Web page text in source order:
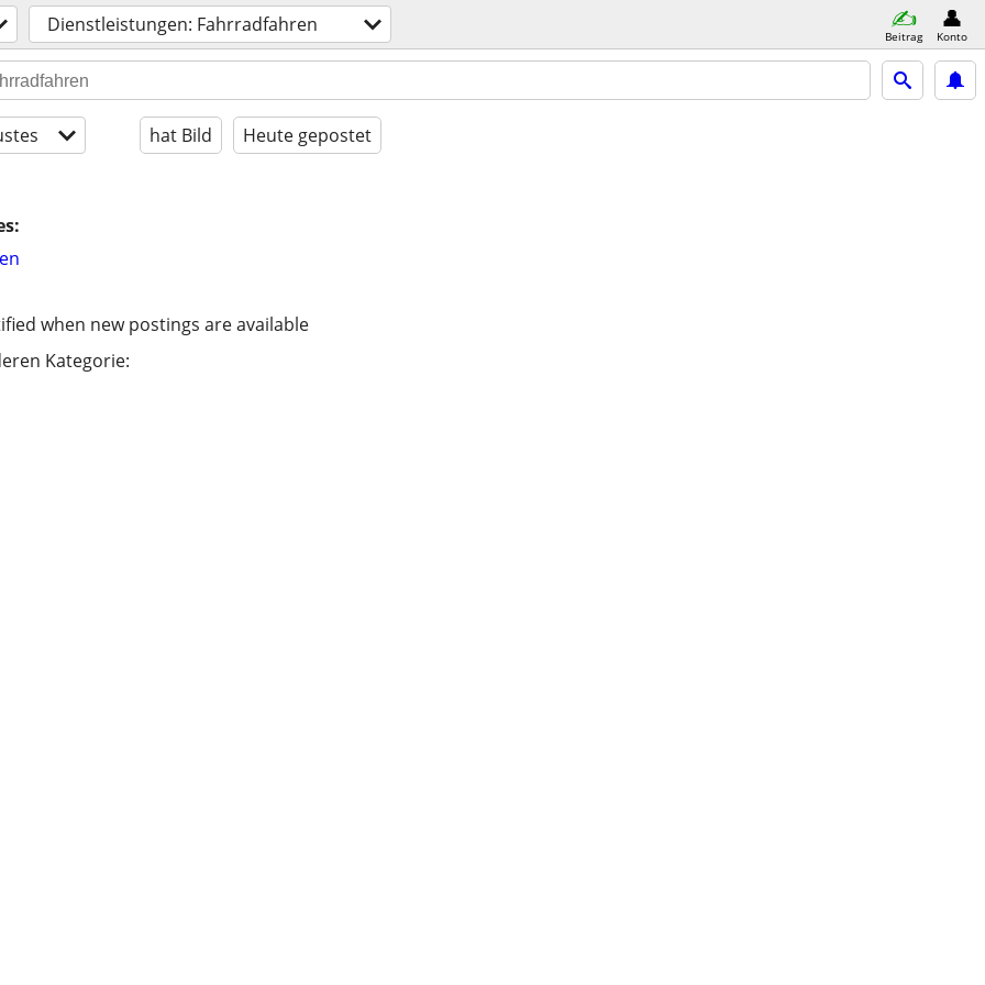
Dienstleistungen: Fahrradfahren Beitrag Konto
hat Bild Heute gepostet
when new postings are available
Kategorie: